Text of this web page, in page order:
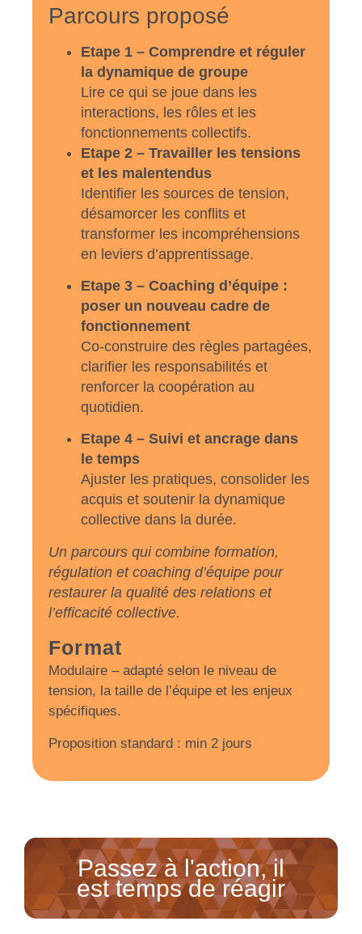
Parcours proposé
Etape 1 – Comprendre et réguler
la dynamique de groupe
Lire ce qui se joue dans les
interactions, les rôles et les
fonctionnements collectifs.
Etape 2 – Travailler les tensions
et les malentendus
Identifier les sources de tension,
désamorcer les conflits et
transformer les incompréhensions
en leviers d’apprentissage.
Etape 3 – Coaching d’équipe :
poser un nouveau cadre de
fonctionnement
Co-construire des règles partagées,
clarifier les responsabilités et
renforcer la coopération au
quotidien.
Etape 4 – Suivi et ancrage dans
le temps
Ajuster les pratiques, consolider les
acquis et soutenir la dynamique
collective dans la durée.
Un parcours qui combine formation,
régulation et coaching d’équipe pour
restaurer la qualité des relations et
l’efficacité collective.
Format
Modulaire – adapté selon le niveau de
tension, la taille de l’équipe et les enjeux
spécifiques.
Proposition standard : min 2 jours
Passez à l'action, il
est temps de réagir